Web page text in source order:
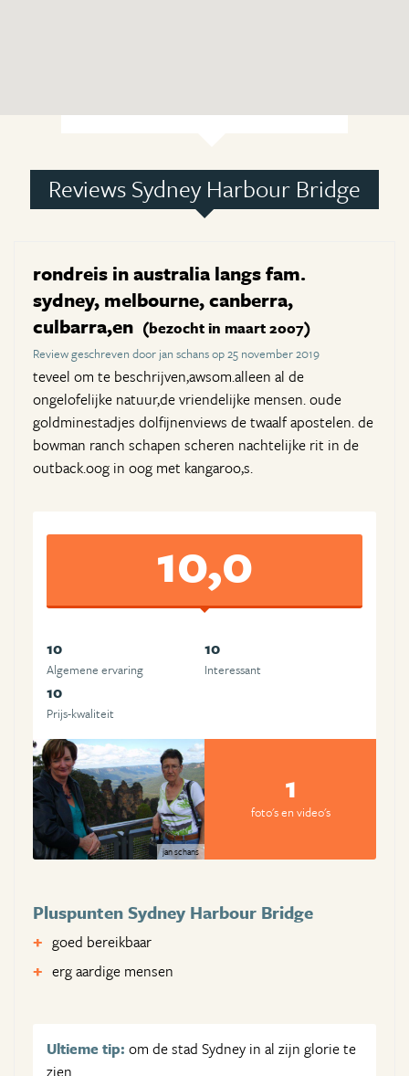
Reviews Sydney Harbour Bridge
rondreis in australia langs fam.
sydney, melbourne, canberra,
culbarra,en (bezocht in maart 2007)
Review geschreven door jan schans op 25 november 2019
teveel om te beschrijven,awsom.alleen al de
ongelofelijke natuur,de vriendelijke mensen. oude
goldminestadjes dolfijnenviews de twaalf apostelen. de
bowman ranch schapen scheren nachtelijke rit in de
outback.oog in oog met kangaroo,s.
10,0
10
Algemene ervaring
10
Interessant
10
Prijs-kwaliteit
jan schans
1
foto's en video's
Pluspunten Sydney Harbour Bridge
goed bereikbaar
erg aardige mensen
Ultieme tip: om de stad Sydney in al zijn glorie te
zien